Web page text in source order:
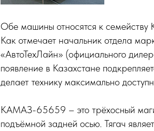
Обе машины относятся к
Как отмечает начальник отдела
«АвтоТехЛайн» (официального
появление в Казахстане
делает технику максимально
КАМАЗ-65659 – это трёхосный
подъёмной задней осью. Тягач